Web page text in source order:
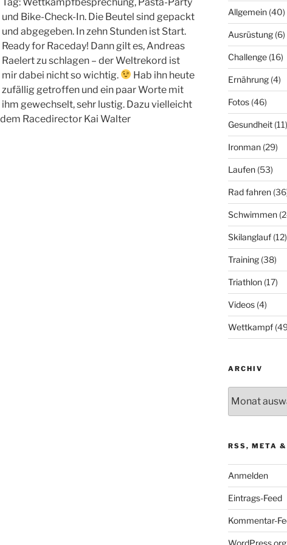
und Bike-Check-In. Die Beutel sind gepackt
und abgegeben. In zehn Stunden ist Start.
Ready for Raceday! Dann gilt es, Andreas
Raelert zu schlagen – der Weltrekord ist
mir dabei nicht so wichtig.
Hab ihn heute
zufällig getroffen und ein paar Worte mit
ihm gewechselt, sehr lustig. Dazu vielleicht
Racedirector Kai Walter
Allgemein(40)
Ausrüstung(6)
Challenge(16)
Ernährung(4)
Fotos(46)
Gesundheit(11)
Ironman(29)
Laufen(53)
Rad fahren
Schwimmen
Skilanglauf(12)
Training(38)
Triathlon(17)
Videos(4)
Wettkampf
ARCHIV
RSS, META &
Anmelden
Eintrags-Feed
Kommentar-
WordPress.org